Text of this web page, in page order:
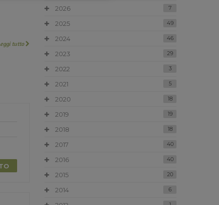
tutto
2026
7
2025 49
2024 46
2023 29
2022 3
2021 5
2020 18
2019 19
2018 18
2017 40
2016 40
2015 20
2014 6